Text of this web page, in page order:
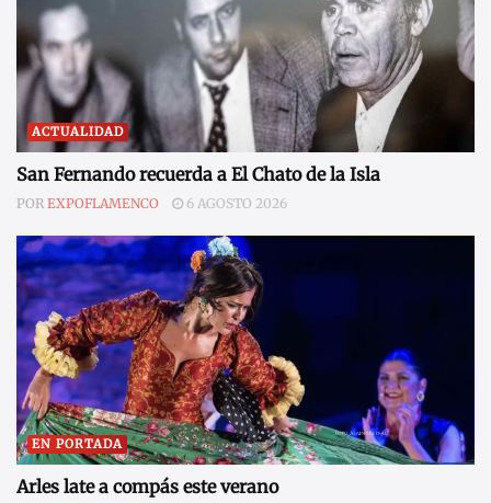
ACTUALIDAD
San Fernando recuerda a El Chato de la Isla
POR EXPOFLAMENCO 6 AGOSTO 2026
EN PORTADA
Arles late a compás este verano